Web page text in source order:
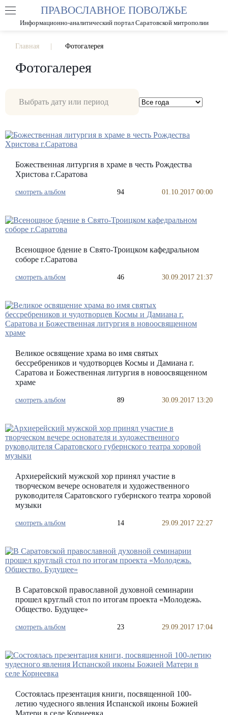
РАЗМЕР ШРИФТА А А
ПРАВОСЛАВНОЕ ПОВОЛЖЬЕ
Информационно-аналитический портал Саратовской митрополии
Главная Фотогалерея
Фотогалерея
Божественная литургия в храме в честь Рождества
Христова г.Саратова
смотреть альбом 94 01.10.2017 00:00
Всенощное бдение в Свято-Троицком кафедральном
соборе г.Саратова
смотреть альбом 46 30.09.2017 21:37
Великое освящение храма во имя святых
бессребреников и чудотворцев Космы и Дамиана г.
Саратова и Божественная литургия в новоосвященном
храме
смотреть альбом 89 30.09.2017 13:20
Архиерейский мужской хор принял участие в
творческом вечере основателя и художественного
руководителя Саратовского губернского театра хоровой
музыки
смотреть альбом 14 29.09.2017 22:27
В Саратовской православной духовной семинарии
прошел круглый стол по итогам проекта «Молодежь.
Общество. Будущее»
смотреть альбом 23 29.09.2017 17:04
Состоялась презентация книги, посвященной 100-
летию чудесного явления Испанской иконы Божией
Матери в селе Корнеевка